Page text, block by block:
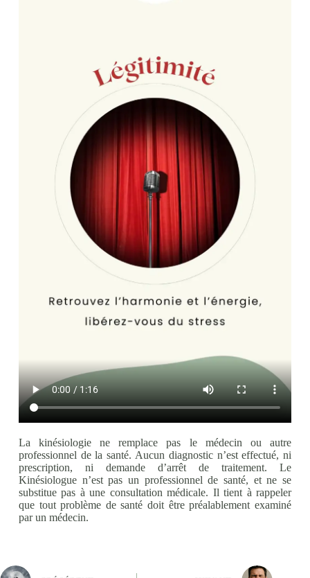
La kinésiologie ne remplace pas le médecin ou autre
professionnel de la santé. Aucun diagnostic n’est effectué, ni
prescription, ni demande d’arrêt de traitement. Le
Kinésiologue n’est pas un professionnel de santé, et ne se
substitue pas à une consultation médicale. Il tient à rappeler
que tout problème de santé doit être préalablement examiné
par un médecin.